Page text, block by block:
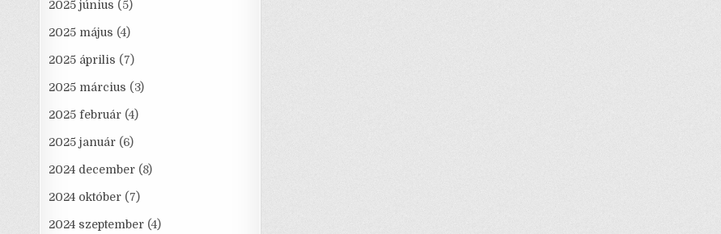
2025 június (5)
2025 május (4)
2025 április (7)
2025 március (3)
2025 február (4)
2025 január (6)
2024 december (8)
2024 október (7)
2024 szeptember (4)